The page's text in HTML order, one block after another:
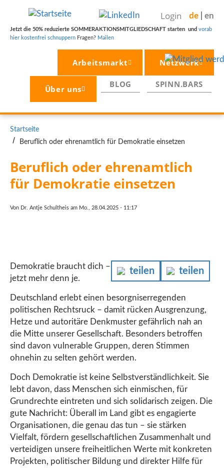
Inhalt
Jetzt die 50% reduzierte SOMMERAKTIONSMITGLIEDSCHAFT starten und vorab
hier kostenfrei schnuppern Fragen? Mailen
Arbeitsmarkt Netzwerk
Über uns BLOG SPINN.BARS
Login en
de
PFADNAVIGATION
Startseite
Beruflich oder ehrenamtlich für Demokratie einsetzen
Beruflich oder ehrenamtlich
für Demokratie einsetzen
Von Dr. Antje Schultheis am Mo., 28.04.2025 - 11:17
teilen teilen
Demokratie braucht dich –
jetzt mehr denn je.
Deutschland erlebt einen besorgniserregenden
politischen Rechtsruck – damit rücken Ausgrenzung,
Hetze und autoritäre Denkmuster gefährlich nah an
die Mitte unserer Gesellschaft. Besonders betroffen
sind davon vulnerable Gruppen, deren Stimmen
ohnehin zu selten gehört werden.
Doch Demokratie ist keine Selbstverständlichkeit. Sie
lebt davon, dass Menschen sich einmischen, für
Grundrechte eintreten und sich solidarisch zeigen. Die
gute Nachricht: Überall im Land gibt es engagierte
Organisationen, die genau das tun – sie stärken
Vielfalt, fördern gesellschaftlichen Zusammenhalt und
verteidigen unsere freiheitlichen Werte mit konkreten
Projekten, politischer Bildung und direkter Hilfe für